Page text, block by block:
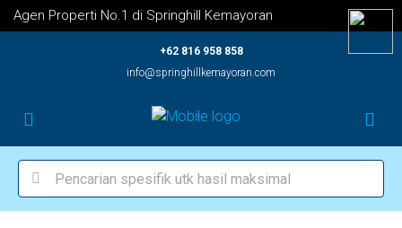
Agen Properti No.1 di Springhill Kemayoran
+62 816 958 858
info@springhillkemayoran.com